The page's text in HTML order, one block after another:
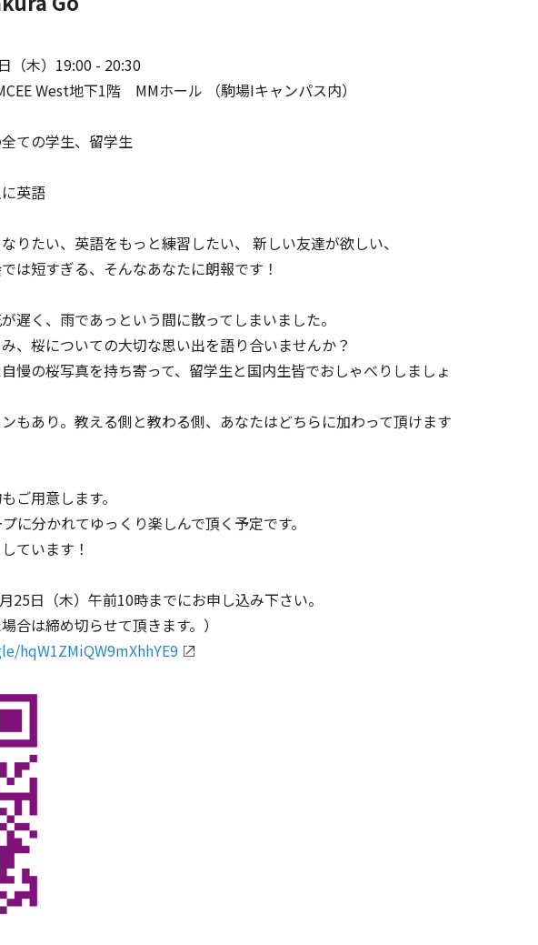
（木）19:00 - 20:30
West地下1階 MMホール （駒場Iキャンパス内）
ての学生、留学生
英語
りたい、英語をもっと練習したい、 新しい友達が欲しい、
は短すぎる、そんなあなたに朗報です！
遅く、雨であっという間に散ってしまいました。
、桜についての大切な思い出を語り合いませんか？
慢の桜写真を持ち寄って、留学生と国内生皆でおしゃべりしましょ
もあり。教える側と教わる側、あなたはどちらに加わって頂けます
ご用意します。
に分かれてゆっくり楽しんで頂く予定です。
ています！
25日（木）午前10時までにお申し込み下さい。
合は締め切らせて頂きます。）
hqW1ZMiQW9mXhhYE9